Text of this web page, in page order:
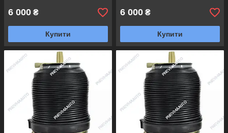
6 000 ₴
Купити
6 000 ₴
Купити